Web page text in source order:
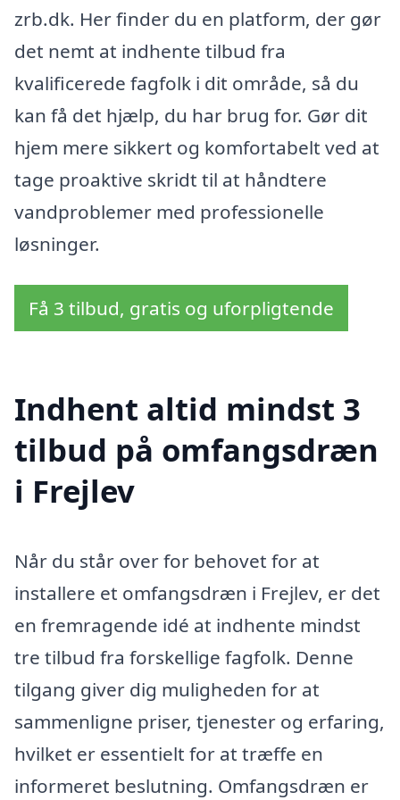
zrb.dk. Her finder du en platform, der gør
det nemt at indhente tilbud fra
kvalificerede fagfolk i dit område, så du
kan få det hjælp, du har brug for. Gør dit
hjem mere sikkert og komfortabelt ved at
tage proaktive skridt til at håndtere
vandproblemer med professionelle
løsninger.
Få 3 tilbud, gratis og uforpligtende
Indhent altid mindst 3
tilbud på omfangsdræn
i Frejlev
Når du står over for behovet for at
installere et omfangsdræn i Frejlev, er det
en fremragende idé at indhente mindst
tre tilbud fra forskellige fagfolk. Denne
tilgang giver dig muligheden for at
sammenligne priser, tjenester og erfaring,
hvilket er essentielt for at træffe en
informeret beslutning. Omfangsdræn er